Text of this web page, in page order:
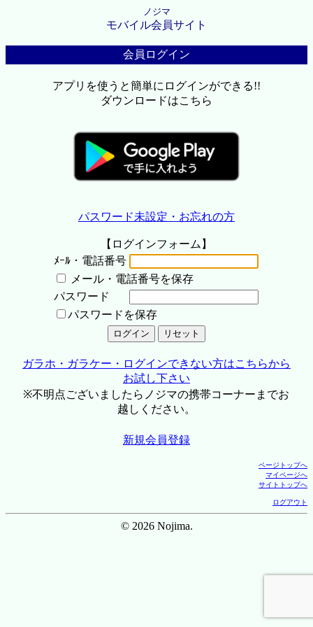
ノジマ
モバイル会員サイト
会員ログイン
アプリを使うと簡単にログインができる!!
ダウンロードはこちら
パスワード未設定・お忘れの方
【ログインフォーム】
ﾒｰﾙ・電話番号
メール・電話番号を保存
パスワード
パスワードを保存
ガラホ・ガラケー・ログインできない方はこちらから
お試し下さい
※不明点ございましたらノジマの携帯コーナーまでお
越しください。
新規会員登録
ページトップへ
マイページへ
サイトトップへ
ログアウト
© 2026 Nojima.